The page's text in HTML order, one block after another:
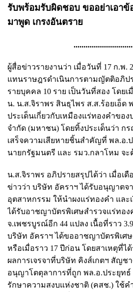
รับพร้อมรับผิดชอบ ขออย่าเอา
มาพูด เกรงอันตราย
ผู้สื่อข่าวรายงานว่า เมื่อวันที่ 17 ก.พ.
แทนราษฎรดำเนินการตามญัตติอภิป
รายบุคคล 10 ราย เป็นวันที่สอง โดยเ
น. น.ส.จิราพร สินธุไพร ส.ส.ร้อยเอ็ด
ประเด็นเกี่ยวกับเหมืองแร่ทองคำขอ
จำกัด (มหาชน) โดยทิ้งประเด็นว่า ก
เสร็จความเสียหายชิ้นสำคัญที่ พล.อ.
นายกรัฐมนตรี และ รมว.กลาโหม จะ
น.ส.จิราพร อภิปรายสรุปได้ว่า เมื่อเดื
ข่าวว่า บริษัท อัคราฯ ได้รับอนุญาตจ
อุตสาหกรรม ให้นำผงแร่ทองคำ และ
ได้รับอาชญาบัตรพิเศษสำรวจแร่ทอง
จ.เพชรบูรณ์อีก 44 แปลง เนื้อที่ราว
บริษัท อัคราฯ ได้ขออาชญาบัตรพิเศษ
หรือเมื่อราว 17 ปีก่อน โดยสาเหตุที่
ผลการเจรจาที่บริษัท คิงส์เกตฯ สัญช
อนุญาโตตุลาการที่ถูก พล.อ.ประยุท
รักษาความสงบแห่งชาติ (คสช.) ใช้ค